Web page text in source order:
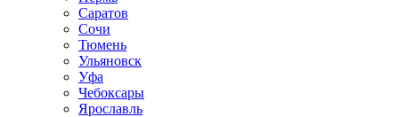
Саратов
Сочи
Тюмень
Ульяновск
Уфа
Чебоксары
Ярославль